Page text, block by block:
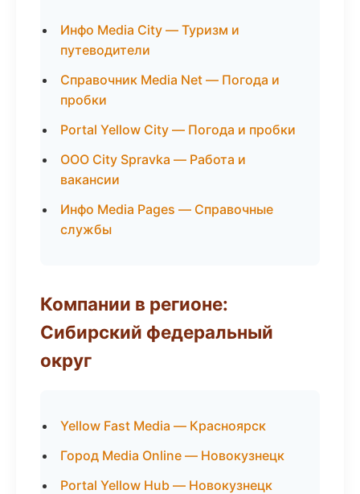
Инфо Media City — Туризм и
путеводители
Справочник Media Net — Погода и
пробки
Portal Yellow City — Погода и пробки
ООО City Spravka — Работа и
вакансии
Инфо Media Pages — Справочные
службы
Компании в регионе:
Сибирский федеральный
округ
Yellow Fast Media — Красноярск
Город Media Online — Новокузнецк
Portal Yellow Hub — Новокузнецк